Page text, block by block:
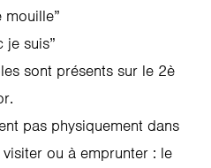
mouille”
je suis”
sont présents sur le 2è
pas physiquement dans
ou à emprunter : le